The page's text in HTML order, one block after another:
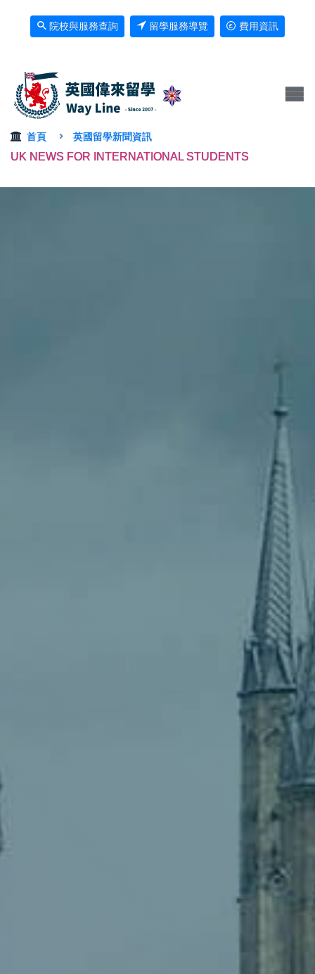
院校與服務查詢 留學服務導覽 費用資訊
首頁 英國留學新聞資訊
UK NEWS FOR INTERNATIONAL STUDENTS